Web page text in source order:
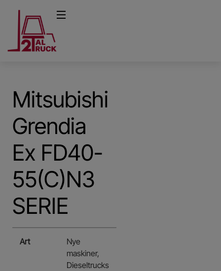
Mitsubishi
Grendia
Ex FD40-
55(C)N3
SERIE
Art
Nye
maskiner,
Dieseltrucks